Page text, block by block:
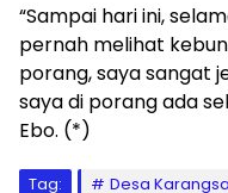
“Sampai hari ini,
pernah melihat
porang, saya sangat
saya di porang ada
Ebo. (*)
Tag: Desa